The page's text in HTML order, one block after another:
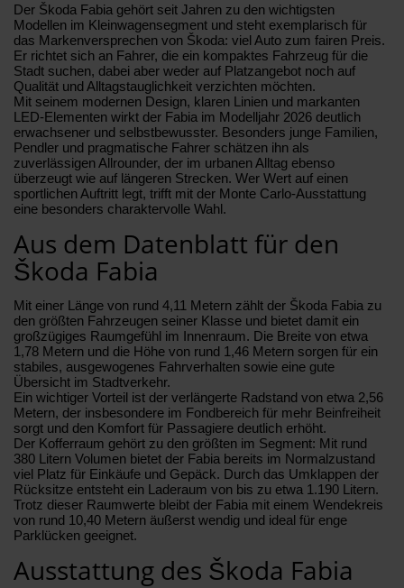
Der Škoda Fabia gehört seit Jahren zu den wichtigsten
Modellen im Kleinwagensegment und steht exemplarisch für
das Markenversprechen von Škoda: viel Auto zum fairen Preis.
Er richtet sich an Fahrer, die ein kompaktes Fahrzeug für die
Stadt suchen, dabei aber weder auf Platzangebot noch auf
Qualität und Alltagstauglichkeit verzichten möchten.
Mit seinem modernen Design, klaren Linien und markanten
LED-Elementen wirkt der Fabia im Modelljahr 2026 deutlich
erwachsener und selbstbewusster. Besonders junge Familien,
Pendler und pragmatische Fahrer schätzen ihn als
zuverlässigen Allrounder, der im urbanen Alltag ebenso
überzeugt wie auf längeren Strecken. Wer Wert auf einen
sportlichen Auftritt legt, trifft mit der Monte Carlo-Ausstattung
eine besonders charaktervolle Wahl.
Aus dem Datenblatt für den
Škoda Fabia
Mit einer Länge von rund 4,11 Metern zählt der Škoda Fabia zu
den größten Fahrzeugen seiner Klasse und bietet damit ein
großzügiges Raumgefühl im Innenraum. Die Breite von etwa
1,78 Metern und die Höhe von rund 1,46 Metern sorgen für ein
stabiles, ausgewogenes Fahrverhalten sowie eine gute
Übersicht im Stadtverkehr.
Ein wichtiger Vorteil ist der verlängerte Radstand von etwa 2,56
Metern, der insbesondere im Fondbereich für mehr Beinfreiheit
sorgt und den Komfort für Passagiere deutlich erhöht.
Der Kofferraum gehört zu den größten im Segment: Mit rund
380 Litern Volumen bietet der Fabia bereits im Normalzustand
viel Platz für Einkäufe und Gepäck. Durch das Umklappen der
Rücksitze entsteht ein Laderaum von bis zu etwa 1.190 Litern.
Trotz dieser Raumwerte bleibt der Fabia mit einem Wendekreis
von rund 10,40 Metern äußerst wendig und ideal für enge
Parklücken geeignet.
Ausstattung des Škoda Fabia